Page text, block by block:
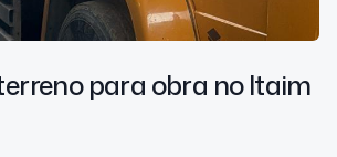
para obra no Itaim